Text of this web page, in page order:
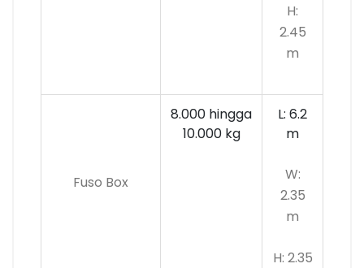
H:
2.45
m
Fuso Box
8.000 hingga
10.000 kg
L: 6.2
m
W:
2.35
m
H: 2.35